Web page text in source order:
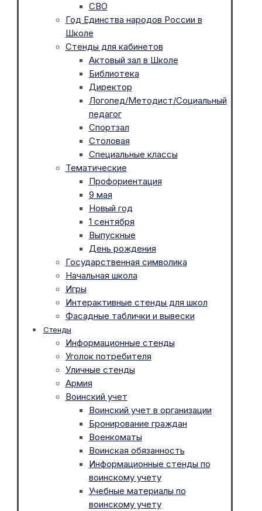
СВО
Год Единства народов России в
Школе
Стенды для кабинетов
Актовый зал в Школе
Библиотека
Директор
Логопед/Методист/Социальный
педагог
Спортзал
Столовая
Специальные классы
Тематические
Профориентация
9 мая
Новый год
1 сентября
Выпускные
День рождения
Государственная символика
Начальная школа
Игры
Интерактивные стенды для школ
Фасадные таблички и вывески
Стенды
Информационные стенды
Уголок потребителя
Уличные стенды
Армия
Воинский учет
Воинский учет в организации
Бронирование граждан
Военкоматы
Воинская обязанность
Информационные стенды по
воинскому учету
Учебные материалы по
воинскому учету